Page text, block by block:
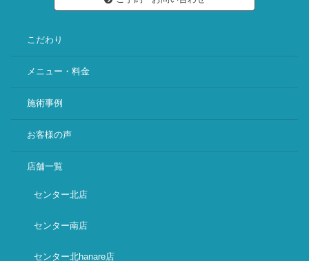
こだわり
メニュー・料金
施術事例
お客様の声
店舗一覧
センター北店
センター南店
センター北hanare店